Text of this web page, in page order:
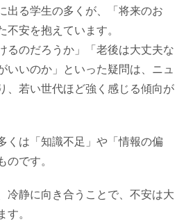
出る学生の多くが、「将来のお
安を抱えています。
るのだろうか」「老後は大丈夫な
いいのか」といった疑問は、ニュ
、若い世代ほど強く感じる傾向が
くは「知識不足」や「情報の偏
です。
冷静に向き合うことで、不安は大
。